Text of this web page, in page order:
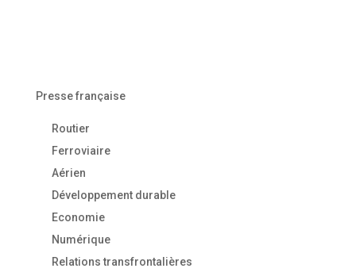
Presse française
Routier
Ferroviaire
Aérien
Développement durable
Economie
Numérique
Relations transfrontalières